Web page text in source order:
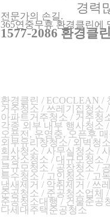
경력
전문가의 손길.
365연중무휴 환경클린에
1577-2086 환경클
환경클린 / ECOCLEAN /
거주청소 / 쓰레기집청소
아파트거주청소 / 거주청
각종 외부 내부 행사청소
오 픈전, 운영중, 오픈후
외부유리창청소/ 외벽청
회사청소 / 사무실청소 /
큰장소청소 / 대규모청소
큰규모청소 / 공장청소 /
특수청소 / 고인청소 / 고
냄새제거 / 악취제거 / 쓰
준공청소 / 준공청소업체
준공청소대행 / 건물준공
다세대주택준공청소